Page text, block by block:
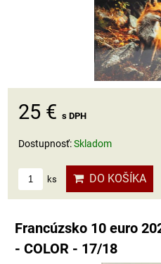
25 € s DPH
Dostupnosť:Skladom
ks DO KOŠÍKA
Francúzsko 10 euro
- COLOR - 17/18